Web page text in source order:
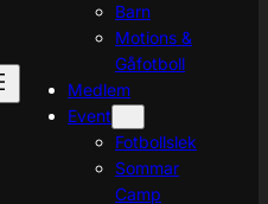
Barn
Motions &
Gåfotboll
Medlem
Event
Fotbollslek
Sommar
Camp